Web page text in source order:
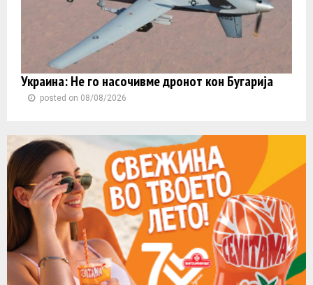
Украина: Не го насочивме дронот кон Бугарија
posted on 08/08/2026